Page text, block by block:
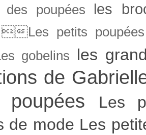
des poupées les
Les petits
gobelins les
de
poupées
Les
de mode Les